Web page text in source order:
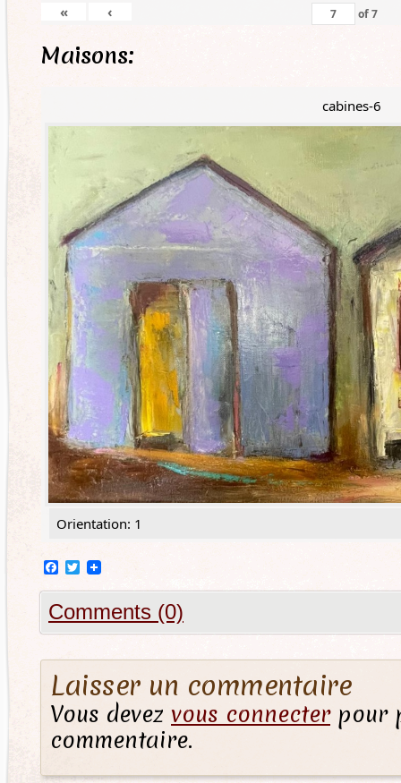
« ‹ of7
Maisons:
cabines-6
Orientation: 1
Facebook
Twitter
Comments (0)
Laisser un commentaire
Vous devez vous connecterpour
commentaire.